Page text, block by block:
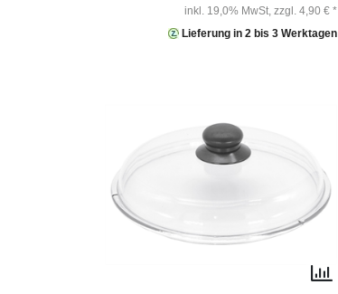
inkl. 19,0% MwSt, zzgl. 4,90 € *
Lieferung in 2 bis 3 Werktagen